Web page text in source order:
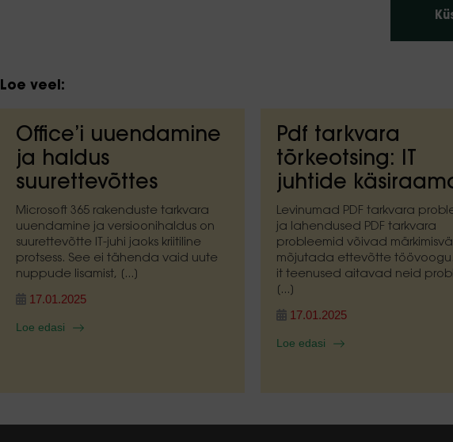
Loe veel:
Office’i uuendamine
ja haldus
suurettevõttes
Microsoft 365 rakenduste tarkvara
uuendamine ja versioonihaldus on
suurettevõtte IT-juhi jaoks kriitiline
protsess. See ei tähenda vaid uute
nuppude lisamist, [...]
17.01.2025
Loe edasi
Pdf tarkvara
tõrkeotsing: IT
juhtide
Levinumad PDF tarkvara
ja lahendused PDF tarkvara
probleemid võivad
mõjutada ettevõtte
it teenused aitavad neid
[...]
17.01.2025
Loe edasi